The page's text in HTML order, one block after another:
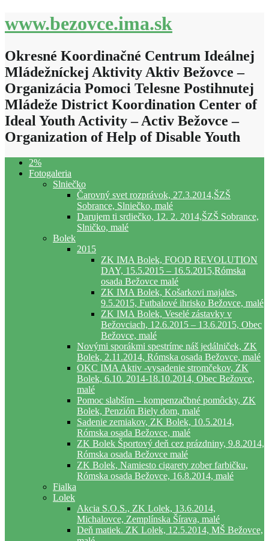
www.bezovce.ima.sk
Okresné Koordinačné Centrum Ideálnej
Mládežníckej Aktivity Aktiv Bežovce –
Organizácia Pomoci Telesne Postihnutej
Mládeže District Koordination Center of
Ideal Youth Activity – Activ Bežovce –
Organization of Help of Disable Youth
2%
Fotogaleria
Slniečko
Čarovný svet rozprávok, 27.3.2014,ŠZŠ
Sobrance, Slniečko, malé
Darujem ti srdiečko, 12. 2. 2014,ŠZŠ Sobrance,
Slničko, malé
Bolek
2015
ZK IMA Bolek, FOOD REVOLUTION
DAY, 15.5.2015 – 16.5.2015,Rómska
osada Bežovce malé
ZK IMA Bolek, Košarkovi majales,
9.5.2015, Futbalové ihrisko Bežovce, malé
ZK IMA Bolek, Veselé zástavky v
Bežovciach, 12.6.2015 – 13.6.2015, Obec
Bežovce, malé
Novými sporákmi spestríme náš jedálniček, ZK
Bolek, 2.11.2014, Rómska osada Bežovce, malé
OKC IMA Aktiv -vysadenie stromčekov, ZK
Bolek, 6.10. 2014-18.10.2014, Obec Bežovce,
malé
Pomoc slabším – kompenzačbné pomôcky, ZK
Bolek, Penzión Biely dom, malé
Sadenie zemiakov, ZK Bolek, 10.5.2014,
Rómska osada Bežovce, malé
ZK Bolek Športový deň cez prázdniny, 9.8.2014,
Rómska osada Bežovce malé
ZK Bolek, Namiesto cigarety zober farbičku,
Rómska osada Bežovce, 16.8.2014, malé
Fialka
Lolek
Akcia S.O.S., ZK Lolek, 13.6.2014,
Michalovce, Zemplínska Šírava, malé
Deň matiek. ZK Lolek, 12.5.2014, MŠ Bežovce,